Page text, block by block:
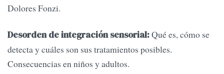
Dolores Fonzi.
Desorden de integración sensorial:Qué es, cómo se
detecta y cuáles son sus tratamientos posibles.
Consecuencias en niños y adultos.